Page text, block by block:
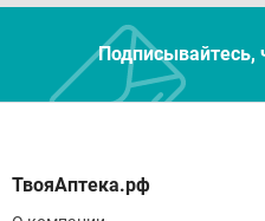
Подписывайтесь,